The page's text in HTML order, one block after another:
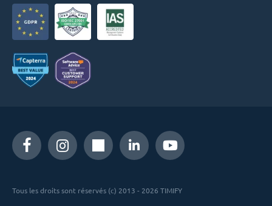
Tous les droits sont réservés (c) 2013 - 2026 TIMIFY